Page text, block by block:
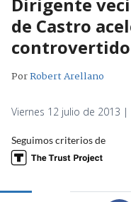
de Castro
PorRobert Arellano
Viernes 12 julio de 2013
Seguimos criterios de